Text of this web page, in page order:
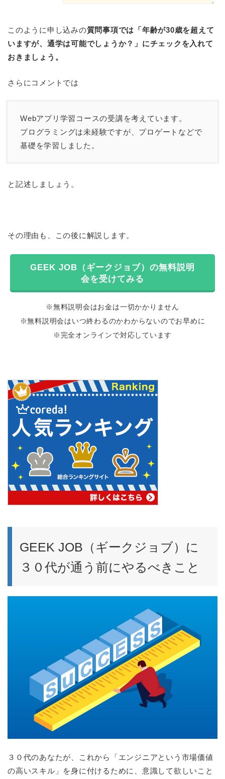
このように申し込みの質問事項では「年齢が30歳を超えて
いますが、通学は可能でしょうか？」にチェックを入れて
おきましょう。
さらにコメントでは
Webアプリ学習コースの受講を考えています。
プログラミングは未経験ですが、プロゲートなどで
基礎を学習しました。
と記述しましょう。
その理由も、この後に解説します。
GEEK JOB（ギークジョブ）の無料説明
会を受けてみる
※無料説明会はお金は一切かかりません
※無料説明会はいつ終わるのかわからないのでお早めに
※完全オンラインで対応しています
GEEK JOB（ギークジョブ）に
３０代が通う前にやるべきこと
３０代のあなたが、これから「エンジニアという市場価値
の高いスキル」を身に付けるために、意識して欲しいこと